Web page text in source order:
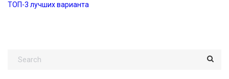
ТОП-3 лучших варианта